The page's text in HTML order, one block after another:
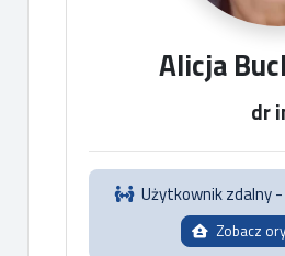
Alicja
dr
Użytkownik zdalny
Zobacz